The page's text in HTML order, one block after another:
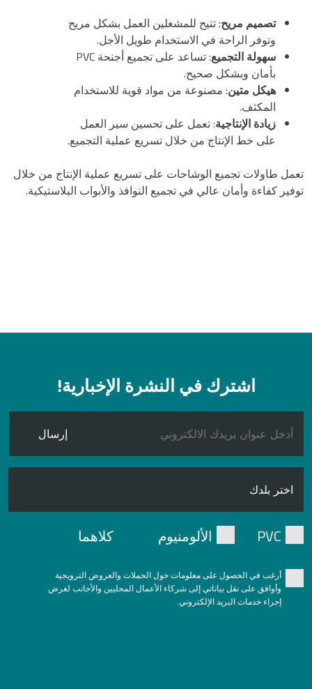
تصميم مريح: تتيح للمشغلين العمل بشكل مريح
وتوفر الراحة في الاستخدام طويل الأجل.
سهولة التجميع
: تساعد على تجميع أجنحة PVC
بأمان وبشكل صحيح.
هيكل متين: مصنوعة من مواد قوية للاستخدام
المكثف.
زيادة الإنتاجية: تعمل على تحسين سير العمل
على خط الإنتاج من خلال تسريع عملية التجميع.
تعمل طاولات تجميع الوشاحات على تسريع عملية الإنتاج من خلال
توفير كفاءة وأمان عالي في تجميع النوافذ والأبواب البلاستيكية.
اشترك في النشرة الإخبارية!
إرسال
PVC الألومنيوم كلاهما
أرغب في الحصول على معلومات حول الحملات والعروض الترويجية
وأوافق على نقل بياناتي إلى شركاء الأعمال المحليين والأجانب لغرض
إجراء خدمات البريد الإلكتروني.